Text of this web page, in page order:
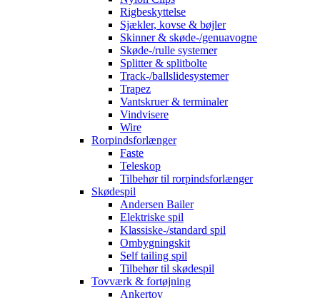
Rigbeskyttelse
Sjækler, kovse & bøjler
Skinner & skøde-/genuavogne
Skøde-/rulle systemer
Splitter & splitbolte
Track-/ballslidesystemer
Trapez
Vantskruer & terminaler
Vindvisere
Wire
Rorpindsforlænger
Faste
Teleskop
Tilbehør til rorpindsforlænger
Skødespil
Andersen Bailer
Elektriske spil
Klassiske-/standard spil
Ombygningskit
Self tailing spil
Tilbehør til skødespil
Tovværk & fortøjning
Ankertov